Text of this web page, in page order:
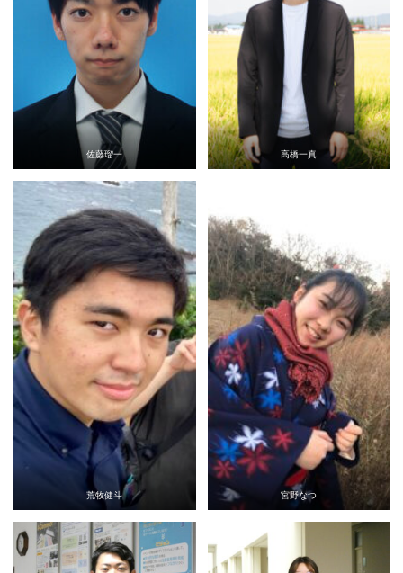
佐藤瑠一 高橋一真
荒牧健斗 宮野なつ